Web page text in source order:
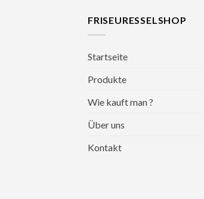
FRISEURESSELSHOP
Startseite
Produkte
Wie kauft man ?
Über uns
Kontakt